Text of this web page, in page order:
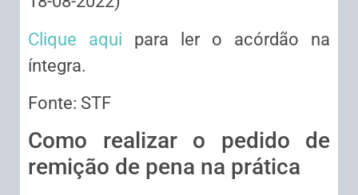
Clique aqui para ler o acórdão na
íntegra.
Fonte: STF
Como realizar o pedido de
remição de pena na prática